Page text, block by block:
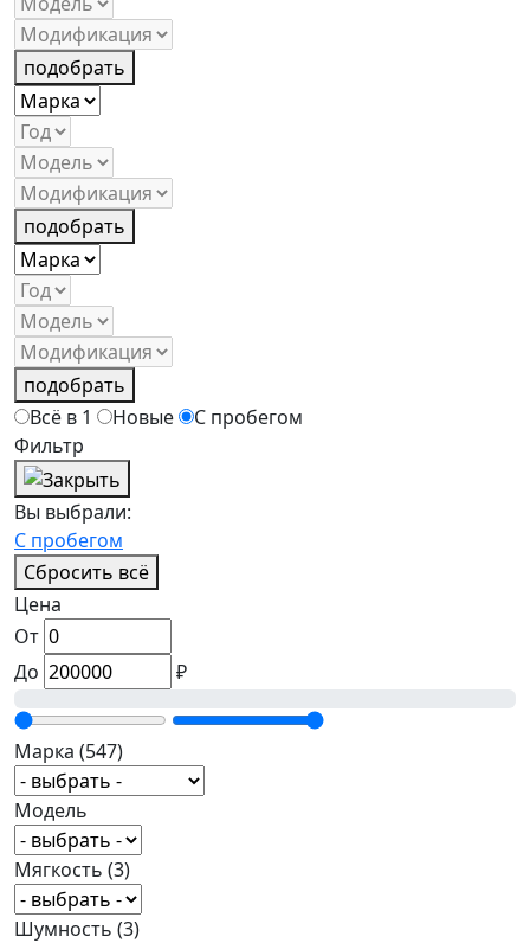
подобрать
подобрать
подобрать
Всё в 1
Новые
С пробегом
Фильтр
Вы выбрали:
С пробегом
Сбросить всё
Цена
От
До
₽
Марка (547)
Модель
Мягкость (3)
Шумность (3)